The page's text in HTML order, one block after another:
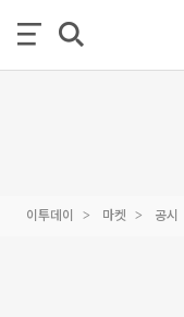
이투데이 마켓 공시